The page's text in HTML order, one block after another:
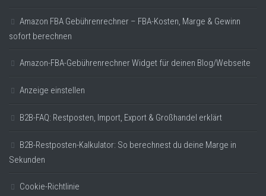
Amazon FBA Gebührenrechner – FBA-Kosten, Marge & Gewinn
sofort berechnen
Amazon-FBA-Gebührenrechner Widget für deinen Blog/Webseite
Anzeige einstellen
B2B-FAQ: Restposten, Import, Export & Großhandel erklärt
B2B-Restposten-Kalkulator: So berechnest du deine Marge in
Sekunden
Cookie-Richtlinie